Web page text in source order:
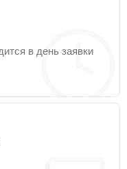
в день заявки